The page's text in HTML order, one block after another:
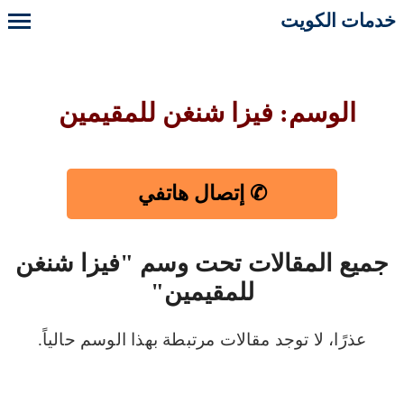
خدمات الكويت
الوسم: فيزا شنغن للمقيمين
✆ إتصال هاتفي
جميع المقالات تحت وسم "فيزا شنغن
للمقيمين"
عذرًا، لا توجد مقالات مرتبطة بهذا الوسم حالياً.